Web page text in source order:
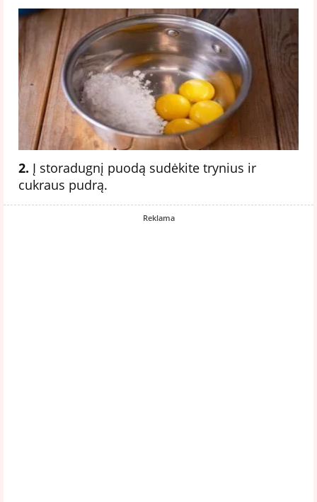
2. Į storadugnį puodą sudėkite trynius ir
cukraus pudrą.
Reklama